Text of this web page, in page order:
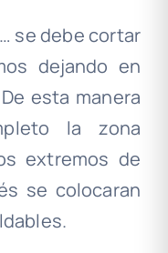
se debe cortar
dejando en
esta manera
la zona
extremos de
se colocaran